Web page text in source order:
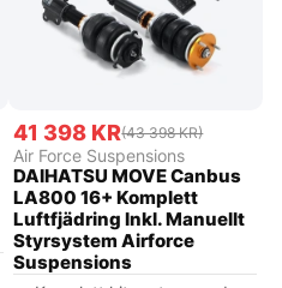
41 398 KR(43 398 KR)
Air Force Suspensions
DAIHATSU MOVE Canbus
LA800 16+ Komplett
Luftfjädring Inkl. Manuellt
Styrsystem Airforce
Suspensions